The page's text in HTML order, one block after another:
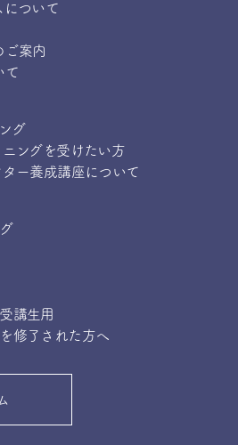
について
ご案内
て
グ
ングを受けたい方
ー養成講座について
講生用
修了された方へ